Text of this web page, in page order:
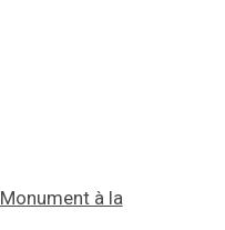
Monument à la